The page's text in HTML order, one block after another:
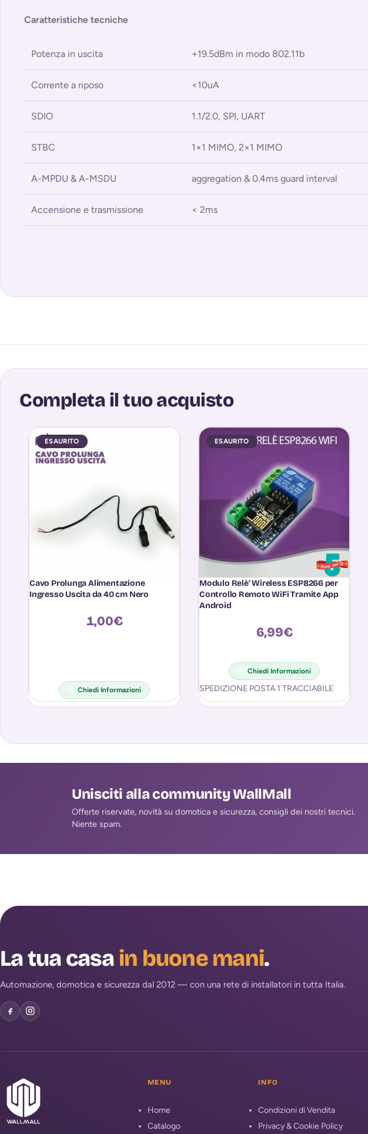
Caratteristiche tecniche
Potenza in uscita +19.5dBm in modo 802.11b
Corrente a riposo <10uA
SDIO 1.1/2.0, SPI, UART
STBC 1×1 MIMO, 2×1 MIMO
A-MPDU & A-MSDU aggregation & 0.4ms guard interval
Accensione e trasmissione < 2ms
Completa il tuo acquisto
ESAURITO
Cavo Prolunga Alimentazione
Ingresso Uscita da 40 cm Nero
1,00€
Chiedi Informazioni
ESAURITO
Modulo Relè’ Wireless ESP8266 per
Controllo Remoto WiFi Tramite App
Android
6,99€
Chiedi Informazioni
SPEDIZIONE POSTA 1 TRACCIABILE
Unisciti alla community WallMall
Offerte riservate, novità su domotica e sicurezza, consigli dei nostri tecnici.
Niente spam.
La tua casa in buone mani.
Automazione, domotica e sicurezza dal 2012 — con una rete di installatori in tutta Italia.
MENU
Home
Catalogo
INFO
Condizioni di Vendita
Privacy & Cookie Policy